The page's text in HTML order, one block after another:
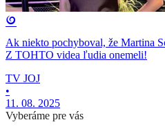
Ak niekto pochyboval, že Martina
Z TOHTO videa ľudia onemeli!
TV JOJ
•
11. 08. 2025
Vyberáme pre vás